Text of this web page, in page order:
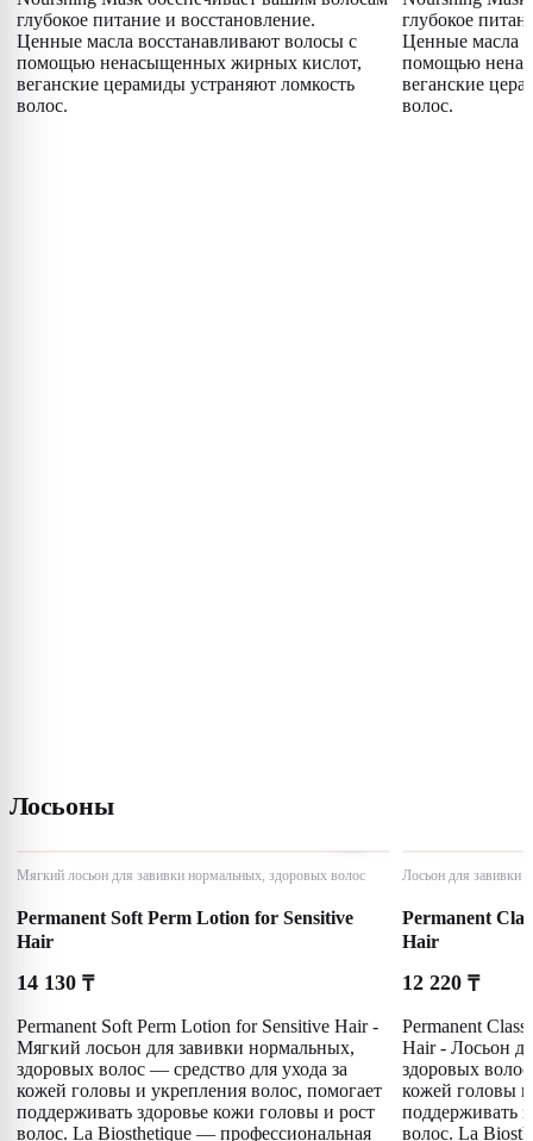
глубокое питание и восстановление.
Ценные масла восстанавливают волосы с
помощью ненасыщенных жирных кислот,
веганские церамиды устраняют ломкость
волос.
глубокое
Ценные масла
помощью
веганские
волос.
Лосьоны
Мягкий лосьон для завивки нормальных, здоровых волос
Permanent Soft Perm Lotion for Sensitive
Hair
14 130 ₸
Permanent Soft Perm Lotion for Sensitive Hair -
Мягкий лосьон для завивки нормальных,
здоровых волос — средство для ухода за
кожей головы и укрепления волос, помогает
поддерживать здоровье кожи головы и рост
волос. La Biosthetique — профессиональная
Лосьон для завивки
Permanent
Hair
12 220 ₸
Permanent
Hair - Лосьон
здоровых
кожей головы
поддерживать
волос. La